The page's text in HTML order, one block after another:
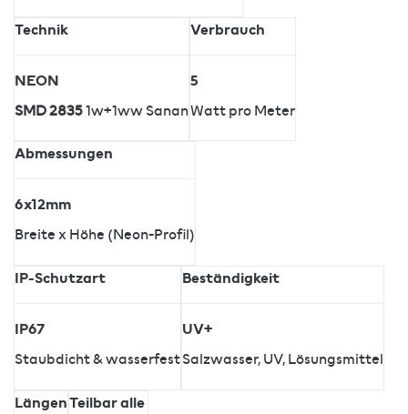
Technik
NEON
SMD 28351w+1ww Sanan
Verbrauch
5
Watt pro Meter
Abmessungen
6x12mm
Breite x Höhe (Neon-Profil)
IP-Schutzart
IP67
Staubdicht & wasserfest
Beständigkeit
UV+
Salzwasser, UV, Lösungsmittel
LängenTeilbar alle